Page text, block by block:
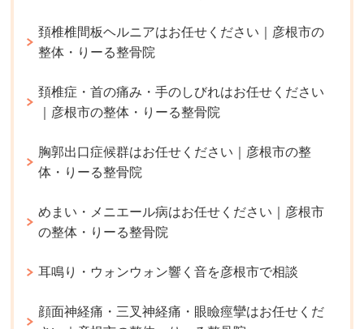
頚椎椎間板ヘルニアはお任せください｜彦根市の
整体・りーる整骨院
頚椎症・首の痛み・手のしびれはお任せください
｜彦根市の整体・りーる整骨院
胸郭出口症候群はお任せください｜彦根市の整
体・りーる整骨院
めまい・メニエール病はお任せください｜彦根市
の整体・りーる整骨院
耳鳴り・ウォンウォン響く音を彦根市で相談
顔面神経痛・三叉神経痛・眼瞼痙攣はお任せくだ